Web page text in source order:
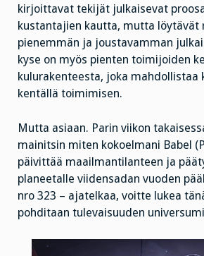
kirjoittavat tekijät julkaisevat
kustantajien kautta, mutta löytävät
pienemmän ja joustavamman
kyse on myös pienten toimijoiden
kulurakenteesta, joka mahdollistaa
kentällä toimimisen.
Mutta asiaan. Parin viikon
mainitsin miten kokoelmani Babel
päivittää maailmantilanteen ja
planeetalle viidensadan vuoden
nro 323 – ajatelkaa, voitte lukea
pohditaan tulevaisuuden